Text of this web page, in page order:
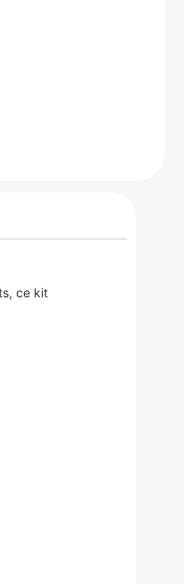
ce kit